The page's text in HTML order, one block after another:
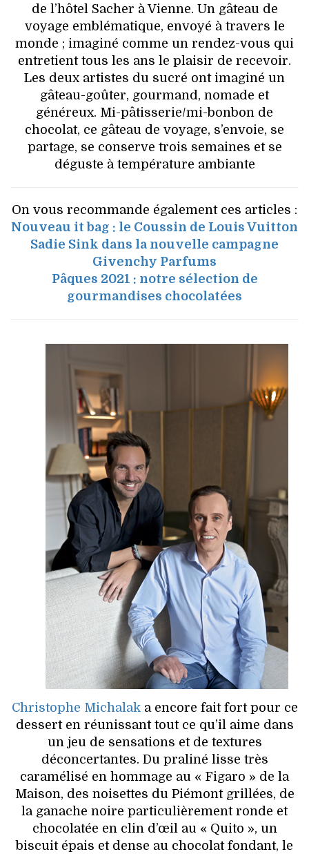
de l’hôtel Sacher à Vienne. Un gâteau de
voyage emblématique, envoyé à travers le
monde ; imaginé comme un rendez-vous qui
entretient tous les ans le plaisir de recevoir.
Les deux artistes du sucré ont imaginé un
gâteau-goûter, gourmand, nomade et
généreux. Mi-pâtisserie/mi-bonbon de
chocolat, ce gâteau de voyage, s’envoie, se
partage, se conserve trois semaines et se
déguste à température ambiante
On vous recommande également ces articles :
Nouveau it bag : le Coussin de Louis Vuitton
Sadie Sink dans la nouvelle campagne
Givenchy Parfums
Pâques 2021 : notre sélection de
gourmandises chocolatées
Christophe Michalaka encore fait fort pour ce
dessert en réunissant tout ce qu’il aime dans
un jeu de sensations et de textures
déconcertantes. Du praliné lisse très
caramélisé en hommage au « Figaro » de la
Maison, des noisettes du Piémont grillées, de
la ganache noire particulièrement ronde et
chocolatée en clin d’œil au « Quito », un
biscuit épais et dense au chocolat fondant, le